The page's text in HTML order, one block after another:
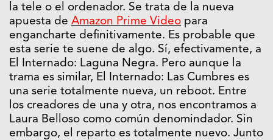
la tele o el ordenador. Se trata de la nueva
apuesta de Amazon Prime Video para
engancharte definitivamente. Es probable que
esta serie te suene de algo. Sí, efectivamente, a
El Internado: Laguna Negra. Pero aunque la
trama es similar, El Internado: Las Cumbres es
una serie totalmente nueva, un reboot. Entre
los creadores de una y otra, nos encontramos a
Laura Belloso como común denomindador. Sin
embargo, el reparto es totalmente nuevo. Junto